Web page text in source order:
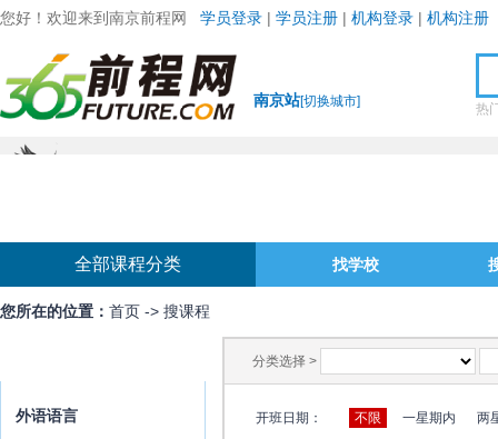
您好！欢迎来到南京前程网 学员登录 | 学员注册 | 机构登录 | 机构注册
南京站[切换城市] 热
全部课程分类 找学校
您所在的位置： 首页 -> 搜课程
外语语言
分类选择 >
开班日期： 不限 一星期内 两